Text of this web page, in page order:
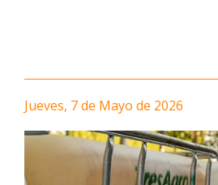
Jueves, 7 de Mayo de 2026